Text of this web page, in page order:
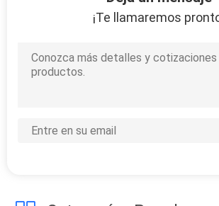
energía
¡Te llamaremos